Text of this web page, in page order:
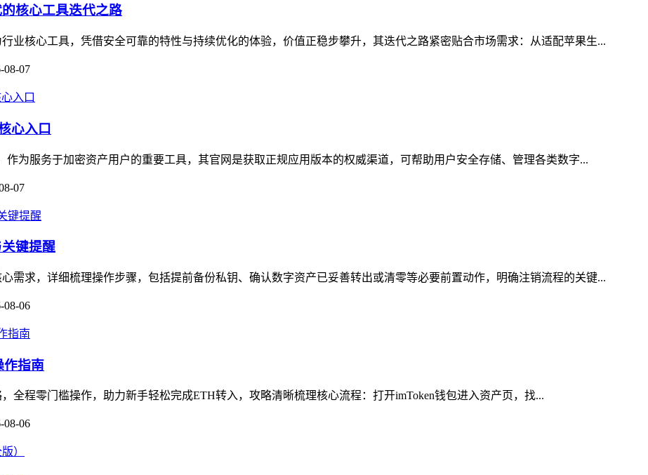
核心工具迭代之路
业核心工具，凭借安全可靠的特性与持续优化的体验，价值正稳步攀升，其迭代之路紧密贴合市场需求：从适配苹果生...
08-07
心入口
作为服务于加密资产用户的重要工具，其官网是获取正规应用版本的权威渠道，可帮助用户安全存储、管理各类数字...
07
键提醒
需求，详细梳理操作步骤，包括提前备份私钥、确认数字资产已妥善转出或清零等必要前置动作，明确注销流程的关键...
08-06
作指南
全程零门槛操作，助力新手轻松完成ETH转入，攻略清晰梳理核心流程：打开imToken钱包进入资产页，找...
08-06